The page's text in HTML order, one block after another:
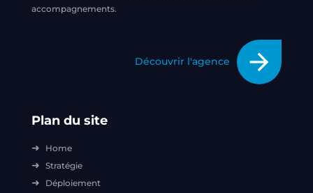
accompagnements.
Découvrir l'agence arrow_forward
Plan du site
Home
Stratégie
Déploiement